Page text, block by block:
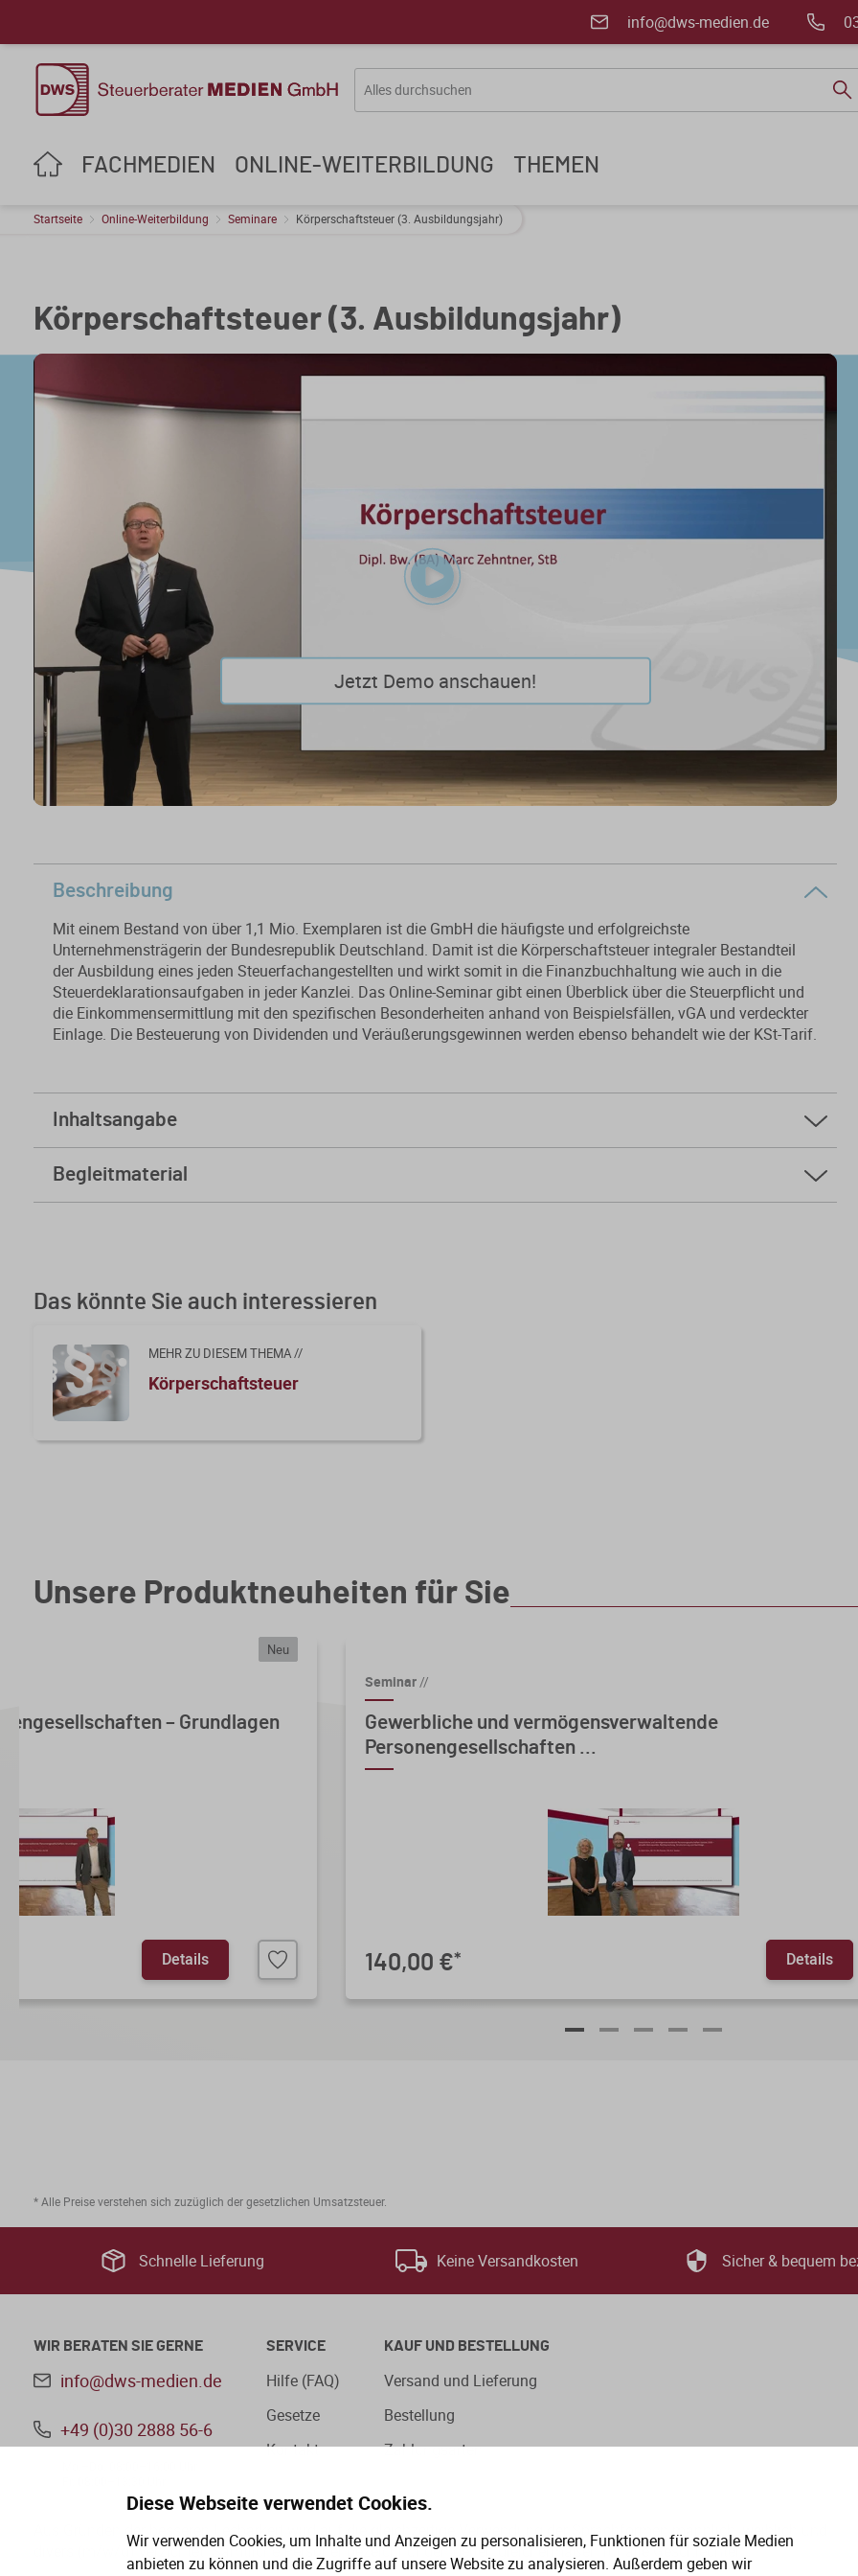
Diese Webseite verwendet Cookies.
Wir verwenden Cookies, um Inhalte und Anzeigen zu personalisieren, Funktionen für soziale Medien
anbieten zu können und die Zugriffe auf unsere Website zu analysieren. Außerdem geben wir
info@dws-medien.de
FACHMEDIEN ONLINE-WEITERBILDUNG THEMEN
Startseite Online-Weiterbildung Seminare Körperschaftsteuer (3. Ausbildungsjahr)
Körperschaftsteuer (3. Ausbildungsjahr)
Play
Video
Jetzt Demo anschauen!
Beschreibung
Mit einem Bestand von über 1,1 Mio. Exemplaren ist die GmbH die häufigste und erfolgreichste
Unternehmensträgerin der Bundesrepublik Deutschland. Damit ist die Körperschaftsteuer integraler Bestandteil
der Ausbildung eines jeden Steuerfachangestellten und wirkt somit in die Finanzbuchhaltung wie auch in die
Steuerdeklarationsaufgaben in jeder Kanzlei. Das Online-Seminar gibt einen Überblick über die Steuerpflicht und
die Einkommensermittlung mit den spezifischen Besonderheiten anhand von Beispielsfällen, vGA und verdeckter
Einlage. Die Besteuerung von Dividenden und Veräußerungsgewinnen werden ebenso behandelt wie der KSt-Tarif.
Inhaltsangabe
Körperschaftsteuer (3. Ausbildungsjahr)
Begleitmaterial
Das könnte Sie auch interessieren
MEHR ZU DIESEM THEMA //
Körperschaftsteuer
Unsere Produktneuheiten für Sie
Neu
– Grundlagen
Details
Seminar//
Gewerbliche und vermögensverwaltende
Personengesellschaften ...
140,00 €* Details
* Alle Preise verstehen sich zuzüglich der gesetzlichen Umsatzsteuer.
Schnelle Lieferung Keine Versandkosten Sicher & bequem
WIR BERATEN SIE GERNE
info@dws-medien.de
+49 (0)30 2888 56-6
SERVICE
Hilfe (FAQ)
Gesetze
Kontakt
KAUF UND BESTELLUNG
Versand und Lieferung
Bestellung
Zahlungsarten
Aus Gründen der besseren Lesbarkeit wird auf die gleichzeitige Verwendung der Sprachformen männlich, weiblich und
divers (m/w/d) verzichtet. Sämtliche Personenbezeichnungen gelten gleichermaßen für alle Geschlechter.